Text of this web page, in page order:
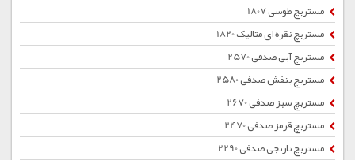
مستربچ طوسی 1807
مستربچ نقره ای متالیک 1820
مستربچ آبی صدفی 2570
مستربچ بنفش صدفی 2580
مستربچ سبز صدفی 2670
مستربچ قرمز صدفی 2470
مستربچ نارنجی صدفی 2290